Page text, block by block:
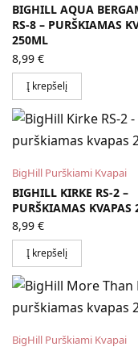
BIGHILL AQUA
RS-8 – PURŠKIAMAS
250ML
8,99 €
Į krepšelį
BigHill Purškiami Kvapai
BIGHILL KIRKE RS-2 –
PURŠKIAMAS KVAPAS
8,99 €
Į krepšelį
BigHill Purškiami Kvapai